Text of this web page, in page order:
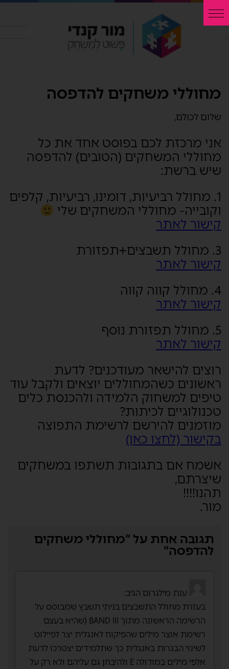
מחוללי משחקים להדפסה
שלום לכולם,
אני מרכזת לכם בפוסט אחד את כל
מחוללי המשחקים (הטובים) להדפסה
שיש ברשת:
1. מחולל רביעיות, דומינו, רביעיות, קלפים
וקובייה- מחוללי המשחקים שלי
קישור לאתר
3. מחולל תשבצים+תפזורת
קישור לאתר
4. מחולל קווה קווה
קישור לאתר
5. מחולל תפזורת נוסף
קישור לאתר
רוצים להישאר מעודכנים? לדעת
ראשונים כשהמחוללים יוצאים ולקבל עוד
טיפים למשחוק הלמידה ולהכנסת כלים
טכנולוגיים לכיתות?
מוזמנים להירשם לרשימת התפוצה
בקישור (לחצו כאן)
אשמח אם בתגובות תשתפו במשחקים
שיצרתם,
תהנו!!!!
מור.
תגובה אחת על “מחוללי משחקים
להדפסה”
הגיב:
בעזרת מחולל התשבצים בניתי תשבץ שמבוסס על
הרשימה הראשונה מתוך BAND III (שהיא בעצם
רשימת אוצר מילים שהפיקוח לאנגלית יצר לפיילוט
לשינוי הבגרות באנגלית כך שתלמידים יצטרכו לדעת
אלפי מילים במודולה E ולהיבחן גם עליהם ולא רק על